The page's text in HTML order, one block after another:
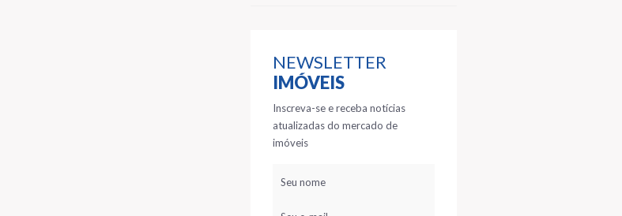
NEWSLETTER
IMÓVEIS
Inscreva-se e receba notícias
atualizadas do mercado de
imóveis